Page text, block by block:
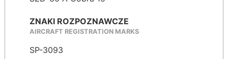
ZNAKI ROZPOZNAWCZE
AIRCRAFT REGISTRATION MARKS
SP-3093